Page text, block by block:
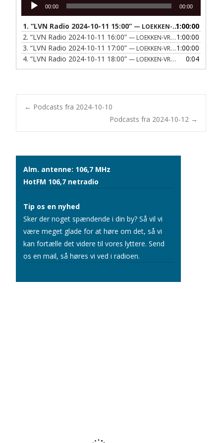
00:00 00:00
1. “LVN Radio 2024-10-11 15:00” — LOEKKEN-VRAA NAERRADIO 1:00:00
2. “LVN Radio 2024-10-11 16:00” — LOEKKEN-VRAA NAERRADIO
1:00:00
3. “LVN Radio 2024-10-11 17:00” — LOEKKEN-VRAA NAERRADIO
1:00:00
4. “LVN Radio 2024-10-11 18:00” — LOEKKEN-VRAA NAERRADIO 0:04
Post
← Podcasts fra 2024-10-10
Podcasts fra 2024-10-12 →
Alm. antenne: 106,7 MHz
HotFM 106,7 netradio
Tip os en nyhed
Sker der noget spændende i din by? Så vil vi
være meget glade for at høre om det, så vi
kan fortælle det videre til vores lyttere. Send
os en mail, så høres vi ved i radioen.